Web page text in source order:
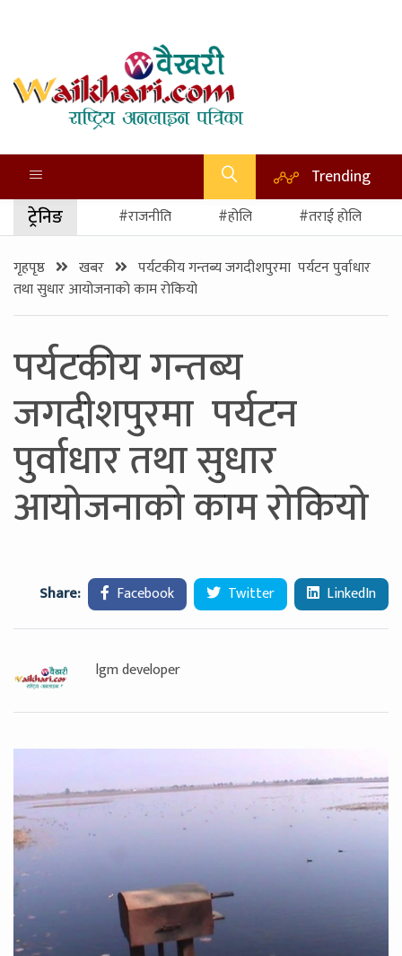
Trending
ट्रेनिङ #राजनीति #होलि #तराई होलि
गृहपृष्ठ खबर
पर्यटकीय गन्तब्य जगदीशपुरमा पर्यटन पुर्वाधार
तथा सुधार आयोजनाको काम रोकियो
पर्यटकीय गन्तब्य
जगदीशपुरमा पर्यटन
पुर्वाधार तथा सुधार
आयोजनाको काम रोकियो
Share: Facebook Twitter LinkedIn
lgm developer